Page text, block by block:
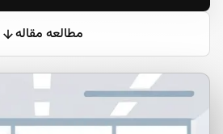
مطالعه مقاله